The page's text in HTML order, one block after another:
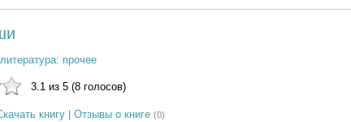
прочее
3.1 из 5 (8 голосов)
книгу| Отзывы о книге (0)